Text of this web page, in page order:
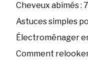
Cheveux abîmés :
Astuces simples
Électroménager
Comment